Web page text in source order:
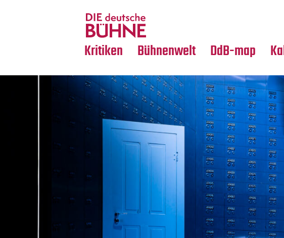
Kritiken
Crossover
Bühnenwelt
Medientipps
DdB-map